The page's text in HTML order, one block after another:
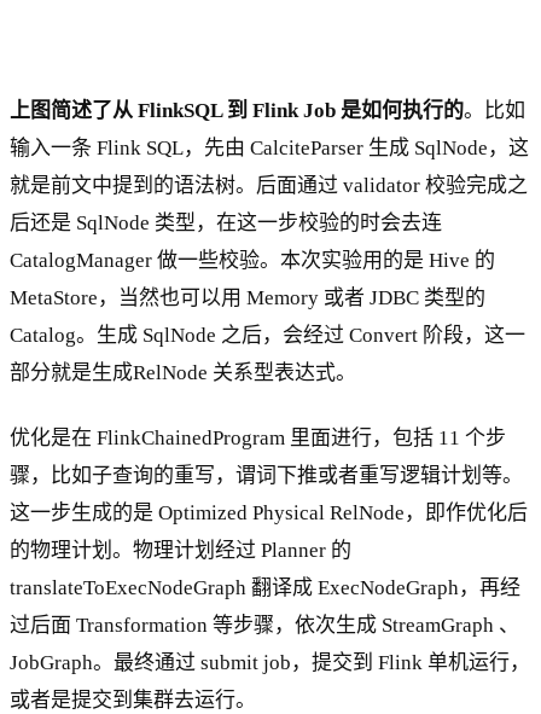
上图简述了从 FlinkSQL 到 Flink Job 是如何执行的。比如
输入一条 Flink SQL，先由 CalciteParser 生成 SqlNode，这
就是前文中提到的语法树。后面通过 validator 校验完成之
后还是 SqlNode 类型，在这一步校验的时会去连
CatalogManager 做一些校验。本次实验用的是 Hive 的
MetaStore，当然也可以用 Memory 或者 JDBC 类型的
Catalog。生成 SqlNode 之后，会经过 Convert 阶段，这一
部分就是生成RelNode 关系型表达式。
优化是在 FlinkChainedProgram 里面进行，包括 11 个步
骤，比如子查询的重写，谓词下推或者重写逻辑计划等。
这一步生成的是 Optimized Physical RelNode，即作优化后
的物理计划。物理计划经过 Planner 的
translateToExecNodeGraph 翻译成 ExecNodeGraph，再经
过后面 Transformation 等步骤，依次生成 StreamGraph 、
JobGraph。最终通过 submit job，提交到 Flink 单机运行，
或者是提交到集群去运行。